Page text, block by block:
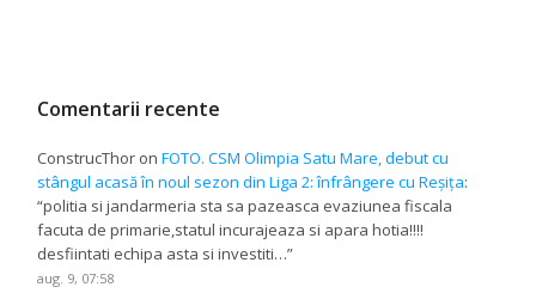
Comentarii recente
ConstrucThor onFOTO. CSM Olimpia Satu Mare, debut cu
stângul acasă în noul sezon din Liga 2: înfrângere cu Reșița:
“politia si jandarmeria sta sa pazeasca evaziunea fiscala
facuta de primarie,statul incurajeaza si apara hotia!!!!
desfiintati echipa asta si investiti…”
aug. 9, 07:58